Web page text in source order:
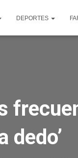
DEPORTES
dedo’